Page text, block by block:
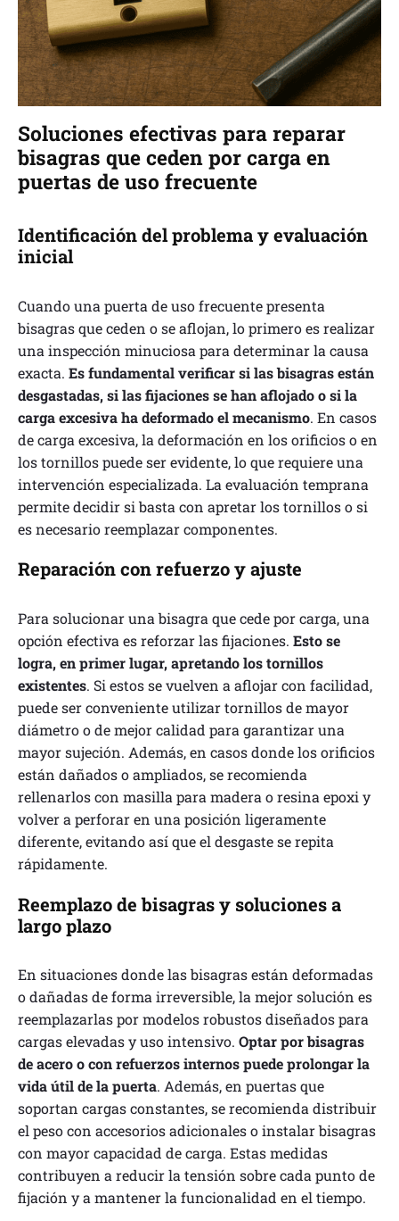
Soluciones efectivas para reparar
bisagras que ceden por carga en
puertas de uso frecuente
Identificación del problema y evaluación
inicial
Cuando una puerta de uso frecuente presenta
bisagras que ceden o se aflojan, lo primero es realizar
una inspección minuciosa para determinar la causa
exacta. Es fundamental verificar si las bisagras están
desgastadas, si las fijaciones se han aflojado o si la
carga excesiva ha deformado el mecanismo. En casos
de carga excesiva, la deformación en los orificios o en
los tornillos puede ser evidente, lo que requiere una
intervención especializada. La evaluación temprana
permite decidir si basta con apretar los tornillos o si
es necesario reemplazar componentes.
Reparación con refuerzo y ajuste
Para solucionar una bisagra que cede por carga, una
opción efectiva es reforzar las fijaciones. Esto se
logra, en primer lugar, apretando los tornillos
existentes. Si estos se vuelven a aflojar con facilidad,
puede ser conveniente utilizar tornillos de mayor
diámetro o de mejor calidad para garantizar una
mayor sujeción. Además, en casos donde los orificios
están dañados o ampliados, se recomienda
rellenarlos con masilla para madera o resina epoxi y
volver a perforar en una posición ligeramente
diferente, evitando así que el desgaste se repita
rápidamente.
Reemplazo de bisagras y soluciones a
largo plazo
En situaciones donde las bisagras están deformadas
o dañadas de forma irreversible, la mejor solución es
reemplazarlas por modelos robustos diseñados para
cargas elevadas y uso intensivo. Optar por bisagras
de acero o con refuerzos internos puede prolongar la
vida útil de la puerta. Además, en puertas que
soportan cargas constantes, se recomienda distribuir
el peso con accesorios adicionales o instalar bisagras
con mayor capacidad de carga. Estas medidas
contribuyen a reducir la tensión sobre cada punto de
fijación y a mantener la funcionalidad en el tiempo.